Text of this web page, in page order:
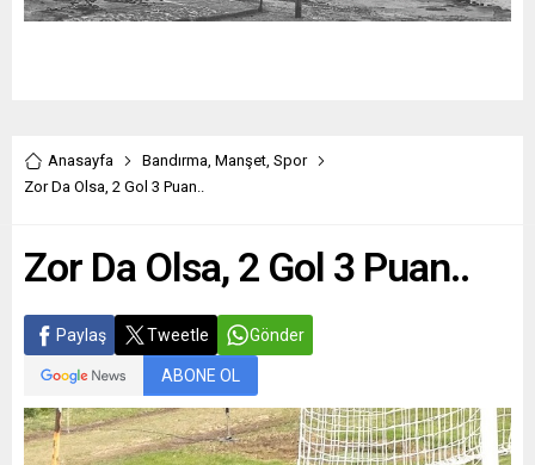
Anasayfa Bandırma, Manşet, Spor
Zor Da Olsa, 2 Gol 3 Puan..
Zor Da Olsa, 2 Gol 3 Puan..
Paylaş Tweetle Gönder
ABONE OL